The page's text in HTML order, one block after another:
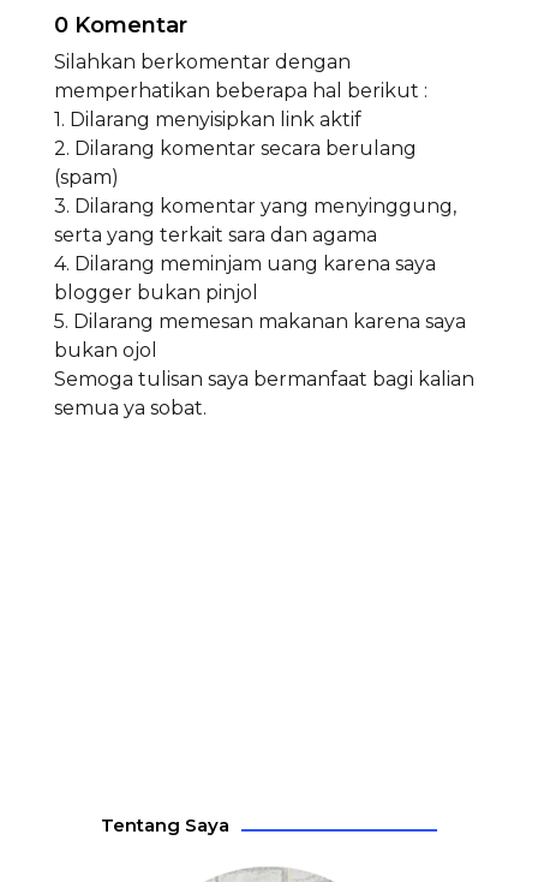
0 Komentar
Silahkan berkomentar dengan
memperhatikan beberapa hal berikut :
1. Dilarang menyisipkan link aktif
2. Dilarang komentar secara berulang
(spam)
3. Dilarang komentar yang menyinggung,
serta yang terkait sara dan agama
4. Dilarang meminjam uang karena saya
blogger bukan pinjol
5. Dilarang memesan makanan karena saya
bukan ojol
Semoga tulisan saya bermanfaat bagi kalian
semua ya sobat.
Tentang Saya